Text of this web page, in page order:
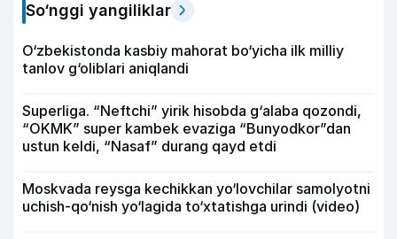
So‘nggi yangiliklar
O‘zbekistonda kasbiy mahorat bo‘yicha ilk milliy
tanlov g‘oliblari aniqlandi
Superliga. “Neftchi” yirik hisobda g‘alaba qozondi,
“OKMK” super kambek evaziga “Bunyodkor”dan
ustun keldi, “Nasaf” durang qayd etdi
Moskvada reysga kechikkan yo‘lovchilar samolyotni
uchish-qo‘nish yo‘lagida to‘xtatishga urindi (video)